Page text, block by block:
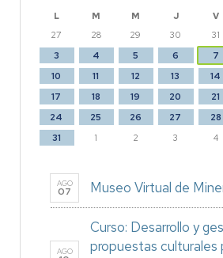
L M M J V
27
28 29 30 31
3
4 5 6 7
10
11 12 13 14
17
18 19 20 21
24
25 26 27 28
31
1 2 3 4
AGO
07 Museo Virtual de
AGO
Curso: Desarrollo y
propuestas culturales